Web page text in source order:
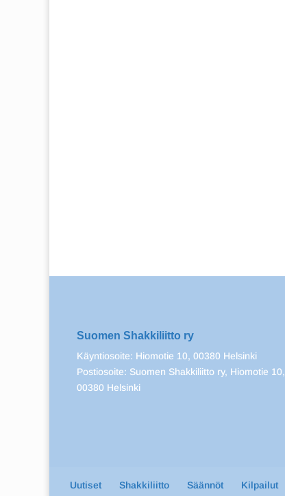
Suomen Shakkiliitto ry
Käyntiosoite: Hiomotie 10, 00380 Helsinki
Postiosoite: Suomen Shakkiliitto ry, Hiomotie 10,
00380 Helsinki
Uutiset Shakkiliitto Säännöt Kilpailut